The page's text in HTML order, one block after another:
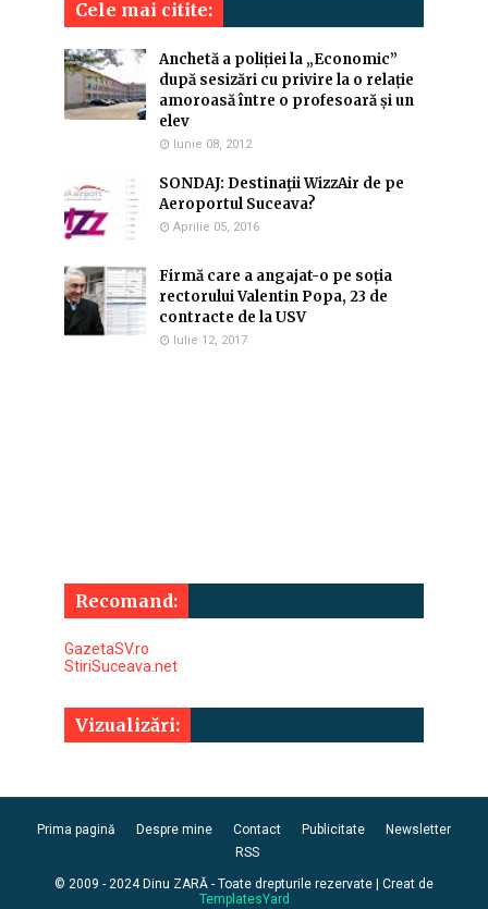
Cele mai citite:
Anchetă a poliției la „Economic”
după sesizări cu privire la o relație
amoroasă între o profesoară și un
elev
Iunie 08, 2012
SONDAJ: Destinaţii WizzAir de pe
Aeroportul Suceava?
Aprilie 05, 2016
Firmă care a angajat-o pe soția
rectorului Valentin Popa, 23 de
contracte de la USV
Iulie 12, 2017
Recomand:
GazetaSV.ro
StiriSuceava.net
Vizualizări:
Prima pagină Despre mine Contact Publicitate
Newsletter
RSS
© 2009 - 2024 Dinu ZARĂ - Toate drepturile rezervate | Creat de
TemplatesYard